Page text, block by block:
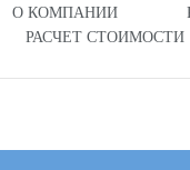
О КОМПАНИИ
РАСЧЕТ СТОИМОСТИ